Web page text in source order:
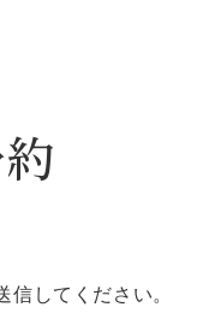
してください。